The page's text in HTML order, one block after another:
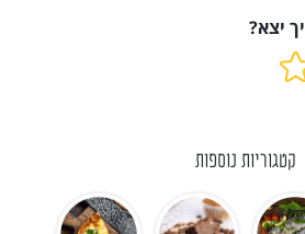
יצא?
קטגוריות נוספות